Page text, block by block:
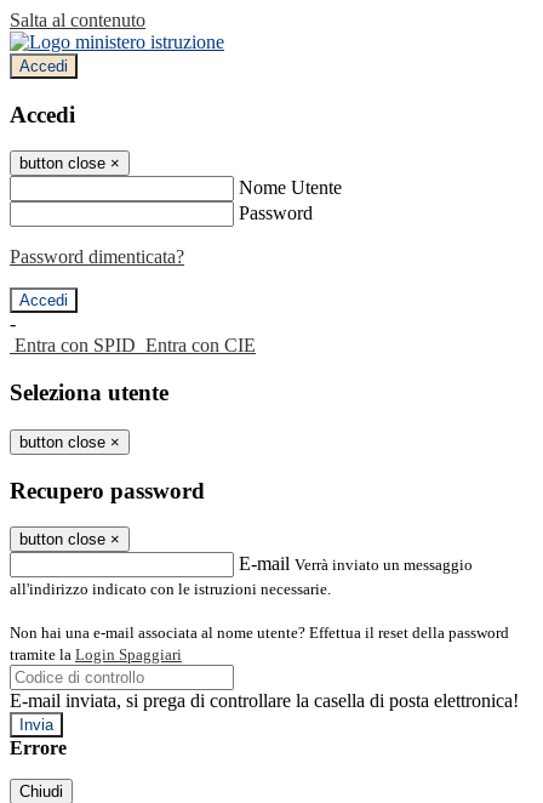
Salta al contenuto
Accedi
Accedi
button close ×
Nome Utente
Password
Password dimenticata?
-
Entra con SPID Entra con CIE
Seleziona utente
button close ×
Recupero password
button close ×
E-mail Verrà inviato un messaggio
all'indirizzo indicato con le istruzioni necessarie.
Non hai una e-mail associata al nome utente? Effettua il reset della password
tramite la Login Spaggiari
E-mail inviata, si prega di controllare la casella di posta elettronica!
Errore
Chiudi